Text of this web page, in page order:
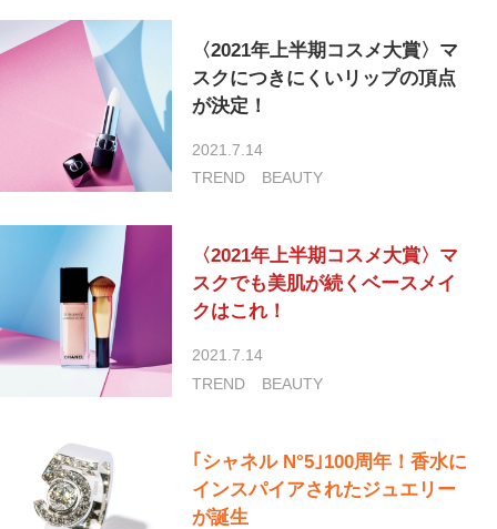
〈2021年上半期コスメ大賞〉マ
スクにつきにくいリップの頂点
が決定！
2021.7.14
TREND
BEAUTY
〈2021年上半期コスメ大賞〉マ
スクでも美肌が続くベースメイ
クはこれ！
2021.7.14
TREND
BEAUTY
｢シャネル N°5｣100周年！香水に
インスパイアされたジュエリー
が誕生